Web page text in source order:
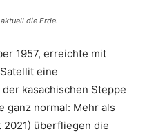
die Erde.
1957, erreichte mit
eine
kasachischen Steppe
ganz normal: Mehr als
2021) überfliegen die